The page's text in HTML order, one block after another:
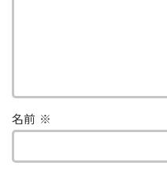
名前 ※